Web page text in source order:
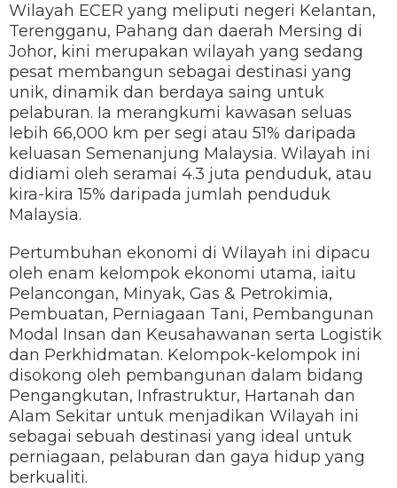
Wilayah ECER yang meliputi negeri Kelantan,
Terengganu, Pahang dan daerah Mersing di
Johor, kini merupakan wilayah yang sedang
pesat membangun sebagai destinasi yang
unik, dinamik dan berdaya saing untuk
pelaburan. Ia merangkumi kawasan seluas
lebih 66,000 km per segi atau 51% daripada
keluasan Semenanjung Malaysia. Wilayah ini
didiami oleh seramai 4.3 juta penduduk, atau
kira-kira 15% daripada jumlah penduduk
Malaysia.
Pertumbuhan ekonomi di Wilayah ini dipacu
oleh enam kelompok ekonomi utama, iaitu
Pelancongan, Minyak, Gas & Petrokimia,
Pembuatan, Perniagaan Tani, Pembangunan
Modal Insan dan Keusahawanan serta Logistik
dan Perkhidmatan. Kelompok-kelompok ini
disokong oleh pembangunan dalam bidang
Pengangkutan, Infrastruktur, Hartanah dan
Alam Sekitar untuk menjadikan Wilayah ini
sebagai sebuah destinasi yang ideal untuk
perniagaan, pelaburan dan gaya hidup yang
berkualiti.